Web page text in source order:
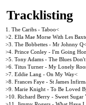
Tracklisting
1. The Caribs - Taboo<
>2. Ella Mae Morse With Les
>3. The Bobbettes - Mr Johnny Q<
>4. Prince Conley - I'm Going
>5. Tony Adams - The Blues
>6. Titus Turner - My Lonely
>7. Eddie Lang - On My Way<
>8. Frances Faye - St James
>9. Marie Knight - To Be Loved
>10. Richard Berry - Sweet Sugar